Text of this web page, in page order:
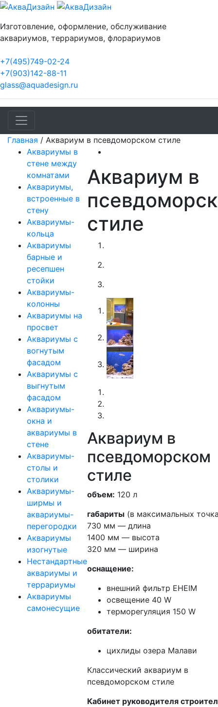
Изготовление, оформление, обслуживание
аквариумов, террариумов, флорариумов
+7(495)749-02-24
+7(903)142-88-11
glass@aquadesign.ru
Главная / Аквариум в псевдоморском стиле
Аквариумы в
стене между
комнатами
Аквариумы,
встроенные в
стену
Аквариумы-
кольца
Аквариумы
барные и
ресепшен
стойки
Аквариумы-
колонны
Аквариумы на
просвет
Аквариумы с
вогнутым
фасадом
Аквариумы с
выгнутым
фасадом
Аквариумы-
окна и
аквариумы в
стене
Аквариумы-
столы и
столики
Аквариумы-
ширмы и
аквариумы-
перегородки
Аквариумы
изогнутые
Нестандартные
аквариумы и
террариумы
Аквариумы
самонесущие
Аквариум в
стиле
Аквариум в
псевдоморском
стиле
объем: 120 л
габариты (в максимальных
730 мм — длина
1400 мм — высота
320 мм — ширина
оснащение:
внешний фильтр EHEIM
освещение 40 W
терморегуляция 150 W
обитатели:
цихлиды озера Малави
Классический аквариум в
псевдоморском стиле
Кабинет руководителя